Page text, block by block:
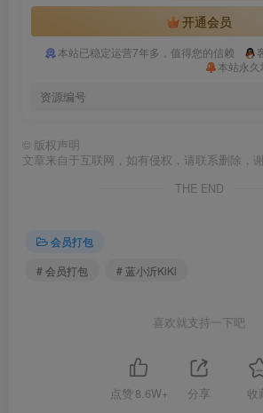
开通会员
本站已稳定运营7年多，值得您的信赖
本站永
资源编号
© 版权声明
文章来自于互联网，如有侵权，请联系删除，谢
THE END
会员打包
# 会员打包
# 蓝小沂KiKi
喜欢就支持一下吧
点赞 8.6W+ 分享 收